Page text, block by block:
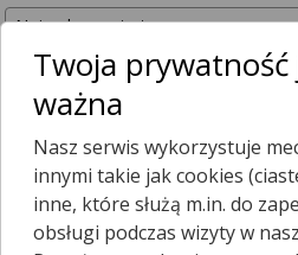
Nie znaleźliśmy żadnych lekarzy w
zwiększyliśmy promień
Mamy dla Ciebie
Twoja prywatność
ważna
Nasz serwis wykorzystuje
innymi takie jak cookies
inne, które służą m.in. do
obsługi podczas wizyty w